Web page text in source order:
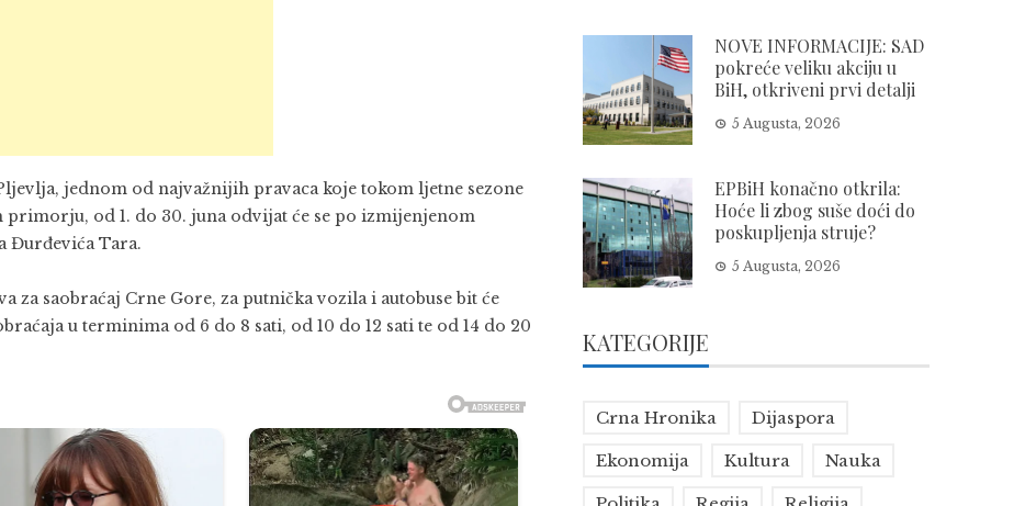
jednom od najvažnijih pravaca koje tokom ljetne sezone
od 1. do 30. juna odvijat će se po izmijenjenom
Đurđevića Tara.
za saobraćaj Crne Gore, za putnička vozila i autobuse bit će
u terminima od 6 do 8 sati, od 10 do 12 sati te od 14 do 20
NOVE INFORMACIJE: SAD
pokreće veliku akciju u
BiH, otkriveni prvi detalji
5 Augusta, 2026
EPBiH konačno otkrila:
Hoće li zbog suše doći do
poskupljenja struje?
5 Augusta, 2026
KATEGORIJE
Crna Hronika Dijaspora
Ekonomija Kultura Nauka